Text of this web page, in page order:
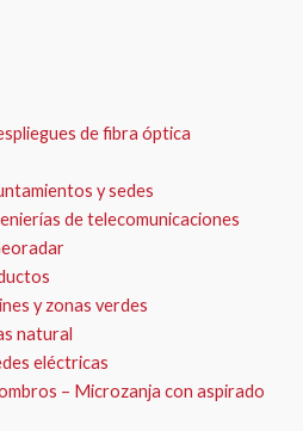
de fibra óptica
y sedes
de telecomunicaciones
y zonas verdes
natural
eléctricas
– Microzanja con aspirado